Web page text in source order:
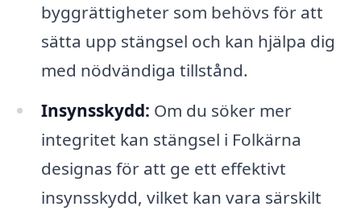
byggrättigheter som behövs för att
sätta upp stängsel och kan hjälpa dig
med nödvändiga tillstånd.
Insynsskydd: Om du söker mer
integritet kan stängsel i Folkärna
designas för att ge ett effektivt
insynsskydd, vilket kan vara särskilt